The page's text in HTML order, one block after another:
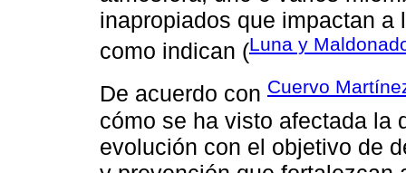
inapropiados que impactan
como indican (Luna y
De acuerdo con Cuervo
cómo se ha visto afectada la
evolución con el objetivo de